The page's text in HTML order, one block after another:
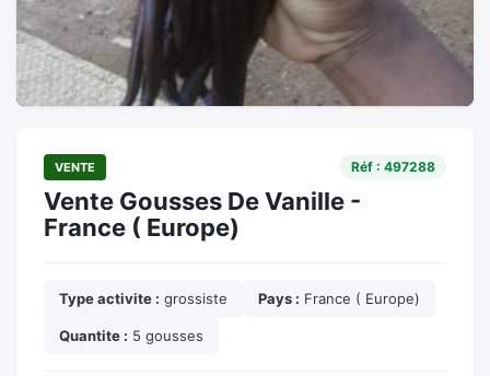
VENTE Réf : 497288
Vente Gousses De Vanille -
France ( Europe)
Type activite : grossiste Pays : France ( Europe)
Quantite : 5 gousses